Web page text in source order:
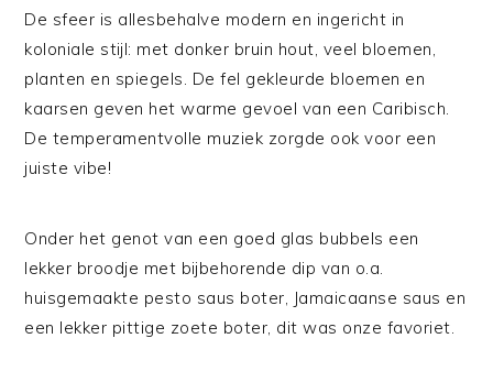
De sfeer is allesbehalve modern en ingericht in
koloniale stijl: met donker bruin hout, veel bloemen,
planten en spiegels. De fel gekleurde bloemen en
kaarsen geven het warme gevoel van een Caribisch.
De temperamentvolle muziek zorgde ook voor een
juiste vibe!
Onder het genot van een goed glas bubbels een
lekker broodje met bijbehorende dip van o.a.
huisgemaakte pesto saus boter, Jamaicaanse saus en
een lekker pittige zoete boter, dit was onze favoriet.